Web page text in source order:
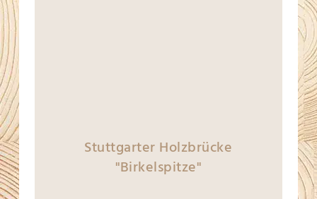
Stuttgarter Holzbrücke
"Birkelspitze"